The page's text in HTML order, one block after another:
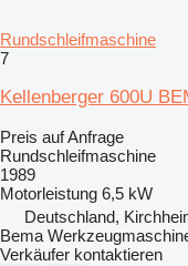
Rundschleifmaschine
7
Kellenberger 600U
Preis auf Anfrage
Rundschleifmaschine
1989
Motorleistung 6,5 kW
Deutschland,
Bema
Verkäufer kontaktieren